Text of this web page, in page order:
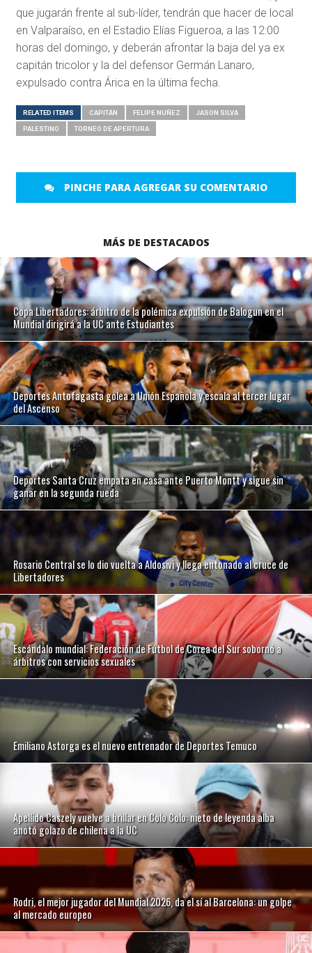
que jugarán frente al sub-líder, tendrán que hacer de local
en Valparaíso, en el Estadio Elías Figueroa, a las 12:00
horas del domingo, y deberán afrontar la baja del ya ex
capitán tricolor y la del defensor Germán Lanaro,
expulsado contra Árica en la última fecha.
RELATED ITEMS CAPITÁN FELIPE NUÑEZ JASON SILVA
PALESTINO TORNEO DE APERTURA
PINCHE PARA AGREGAR SU COMENTARIO
MÁS DE DESTACADOS
Copa Libertadores: árbitro de la polémica expulsión de Balogun en el
Mundial dirigirá a la UC ante Estudiantes
Deportes Antofagasta golea a Unión Española y escala al tercer lugar
del Ascenso
Deportes Santa Cruz empata en casa ante Puerto Montt y sigue sin
ganar en la segunda rueda
Rosario Central se lo dio vuelta a Aldosivi y llega entonado al cruce de
Libertadores
Escándalo mundial: Federación de Fútbol de Corea del Sur sobornó a
árbitros con servicios sexuales
Emiliano Astorga es el nuevo entrenador de Deportes Temuco
Apellido Caszely vuelve a brillar en Colo Colo: nieto de leyenda alba
anotó golazo de chilena a la UC
Rodri, el mejor jugador del Mundial 2026, da el sí al Barcelona: un golpe
al mercado europeo